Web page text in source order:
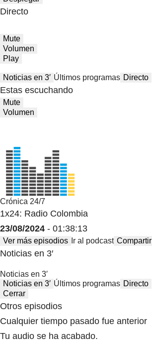
Directo
Mute
Volumen
Play
Noticias en 3′ Últimos programas Directo
Estas escuchando
Mute
Volumen
Crónica 24/7
1x24: Radio Colombia
23/08/2024 - 01:38:13
Ver más episodios Ir al podcast Compartir
Noticias en 3′
Noticias en 3′
Noticias en 3′ Últimos programas Directo
Cerrar
Otros episodios
Cualquier tiempo pasado fue anterior
Tu audio se ha acabado.